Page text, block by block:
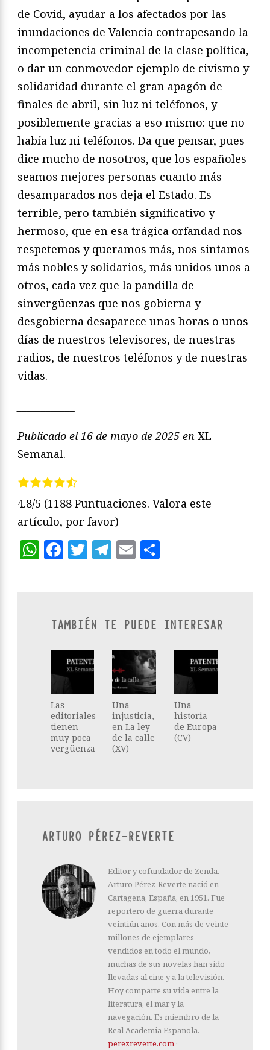
de Covid, ayudar a los afectados por las
inundaciones de Valencia contrapesando la
incompetencia criminal de la clase política,
o dar un conmovedor ejemplo de civismo y
solidaridad durante el gran apagón de
finales de abril, sin luz ni teléfonos, y
posiblemente gracias a eso mismo: que no
había luz ni teléfonos. Da que pensar, pues
dice mucho de nosotros, que los españoles
seamos mejores personas cuanto más
desamparados nos deja el Estado. Es
terrible, pero también significativo y
hermoso, que en esa trágica orfandad nos
respetemos y queramos más, nos sintamos
más nobles y solidarios, más unidos unos a
otros, cada vez que la pandilla de
sinvergüenzas que nos gobierna y
desgobierna desaparece unas horas o unos
días de nuestros televisores, de nuestras
radios, de nuestros teléfonos y de nuestras
vidas.
Publicado el 16 de mayo de 2025 en XL
Semanal.
4.8/5 (1188 Puntuaciones. Valora este
artículo, por favor)
WhatsApp
Facebook
Twitter
Telegram
Email
TAMBIÉN TE PUEDE INTERESAR
Las
editoriales
tienen
muy poca
vergüenza
Una
injusticia,
en La ley
de la calle
(XV)
Una
historia
de Europa
(CV)
ARTURO PÉREZ-REVERTE
Editor y cofundador de Zenda.
Arturo Pérez-Reverte nació en
Cartagena, España, en 1951. Fue
reportero de guerra durante
veintiún años. Con más de veinte
millones de ejemplares
vendidos en todo el mundo,
muchas de sus novelas han sido
llevadas al cine y a la televisión.
Hoy comparte su vida entre la
literatura, el mar y la
navegación. Es miembro de la
Real Academia Española.
perezreverte.com ·